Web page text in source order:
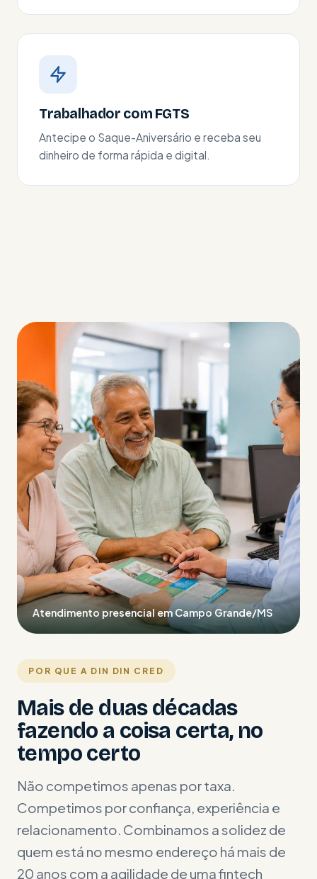
Trabalhador com FGTS
Antecipe o Saque-Aniversário e receba seu
dinheiro de forma rápida e digital.
Atendimento presencial em Campo Grande/MS
POR QUE A DIN DIN CRED
Mais de duas décadas
fazendo a coisa certa, no
tempo certo
Não competimos apenas por taxa.
Competimos por confiança, experiência e
relacionamento. Combinamos a solidez de
quem está no mesmo endereço há mais de
20 anos com a agilidade de uma fintech